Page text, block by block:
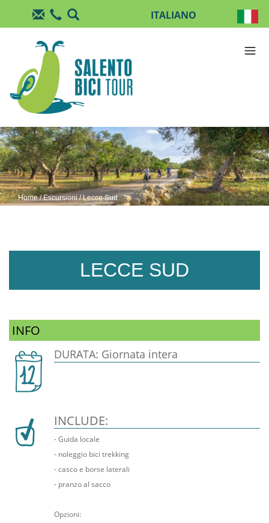
Salta al contenuto principale
Home/Escursioni/ Lecce Sud
LECCE SUD
INFO
DURATA: Giornata intera
INCLUDE:
- Guida locale
- noleggio bici trekking
- casco e borse laterali
- pranzo al sacco
Opzioni: